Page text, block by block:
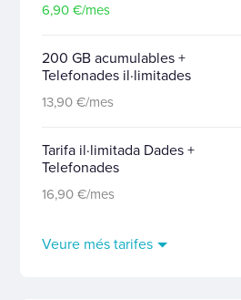
6,90 €/mes
200 GB acumulables +
Telefonades il·limitades
13,90 €/mes
Tarifa il·limitada Dades +
Telefonades
16,90 €/mes
Veure més tarifes